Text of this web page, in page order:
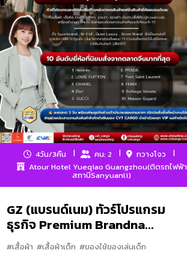
ละอุปกรณ์การแพทย์ ผลิตภัณฑ์และอาหารสำห
น ของเล่น เสื้อผ้าเด็ก ผลิตภัณฑ์สำหรับเด็ก ทารก
าหาร, ผลิตภัณฑ์ทอผ้า, หวายและเหล็ก, ผลิตภัณฑ์
ซรามิกศิลปะ, นาฬิกา, นาฬิกาข้อมือและเครื่อง
เฟอร์นิเจอร์
วเรือน, ชิ้นส่วนอะไหล่, อุปกรณ์แสงสว่าง, ผลิตภั
กแต่งบ้าน
เครื่องสำอาง-สกินแคร์
งจก/ประแจ/ชุดบล็อก/ค้อน/เลื่อยมือ/คัตเตอร์/
อกซี่ และอื่นๆในหมวด
ครื่องสำอาง/ขนตาปลอม/เครื่องมือช่าง/อะไหล่
ทุกประเภท/ถุงเท้า/รองเท้า
เมืองโรงงานรองเท้า
4วัน/3คืน คน: 2
กวางโจว
Atour Hotel Yueqiao Guangzhou(ติดรถไฟฟ้า
สถานีSanyuanli)
GZ (แบรนด์เนม) ทัวร์โปรแกรม
ธุรกิจ Premium Brandna...
#เสื้อผ้า #เสื้อผ้าเด็ก #ของใช้ของเล่นเด็ก